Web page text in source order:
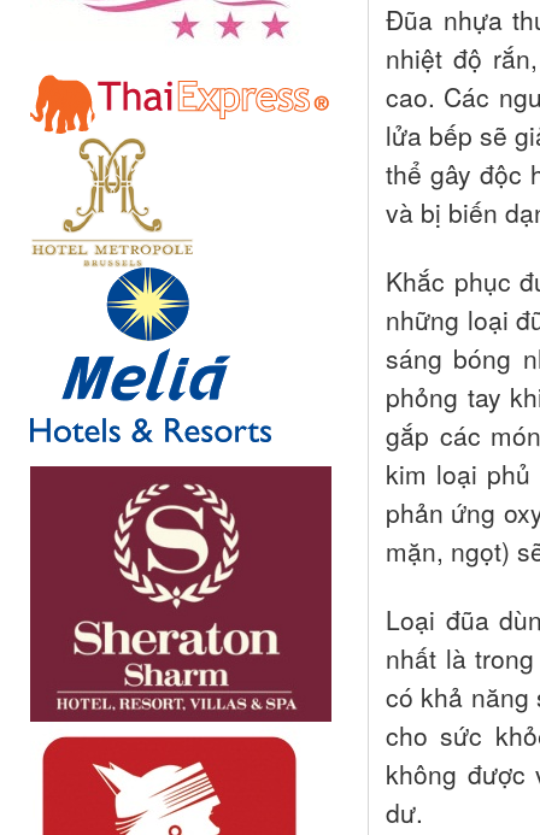
Đũa nhựa
nhiệt độ
cao. Các
lửa bếp sẽ
thể gây độc
và bị biến
Khắc phục
những loại
sáng bóng
phỏng tay
gắp các
kim loại
phản ứng
mặn, ngọt)
Loại đũa
nhất là
có khả năng
cho sức
không được
dư.